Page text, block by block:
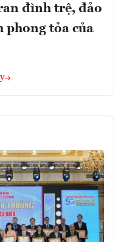
đình trệ, đảo
phong tỏa của